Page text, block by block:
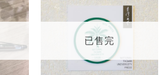
加入
「願
望輕
望輕
已售完